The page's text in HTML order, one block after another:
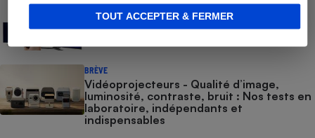
TOUT ACCEPTER & FERMER
COMMENT NOUS TESTONS
Téléviseurs - Le protocole
BRÈVE
Vidéoprojecteurs - Qualité d’image,
luminosité, contraste, bruit : Nos tests en
laboratoire, indépendants et
indispensables